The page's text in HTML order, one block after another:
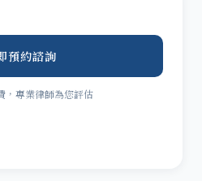
預約諮詢
，專業律師為您評估